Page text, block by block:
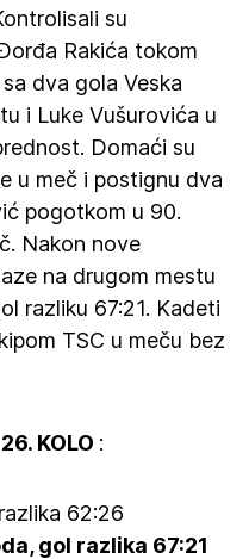
su
Rakića tokom
dva gola Veska
i Luke Vušurovića u
Domaći su
u meč i postignu dva
pogotkom u 90.
Nakon nove
na drugom mestu
razliku 67:21. Kadeti
TSC u meču bez
KOLO :
62:26
gol razlika 67:21